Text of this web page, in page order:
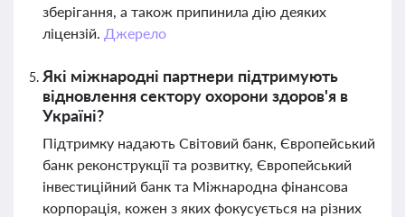
зберігання, а також припинила дію деяких
ліцензій. Джерело
Які міжнародні партнери підтримують
відновлення сектору охорони здоров'я в
Україні?
Підтримку надають Світовий банк, Європейський
банк реконструкції та розвитку, Європейський
інвестиційний банк та Міжнародна фінансова
корпорація, кожен з яких фокусується на різних